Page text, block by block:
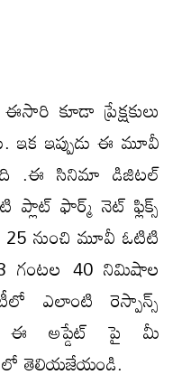
కూడా ప్రేక్షకులు
ఇక ఇప్పుడు ఈ మూవీ
.ఈ సినిమా డిజిటల్
ప్లాట్ ఫార్మ్ నెట్ ఫ్లిక్స్
నుంచి మూవీ ఓటిటి
గంటల 40 నిమిషాల
ఎలాంటి రెస్పాన్స్
ఈ అప్డేట్ పై మీ
తెలియజేయండి.